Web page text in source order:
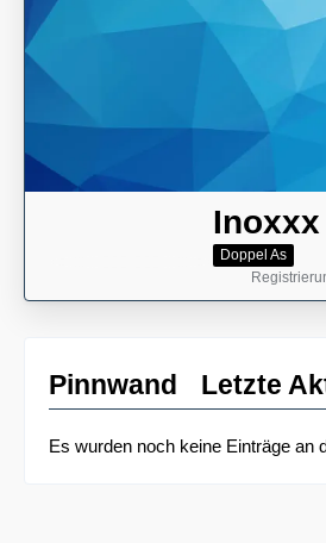
Inoxxx
Doppel As
Pinnwand Letzte
Es wurden noch keine Einträge an